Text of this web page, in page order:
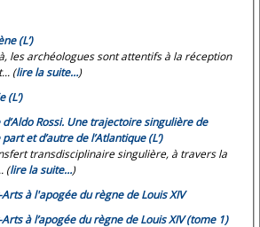
(L’)
les archéologues sont attentifs à la réception
(lire la suite…)
(L’)
Rossi. Une trajectoire singulière de
transferts culturels de part et d’autre de l’Atlantique (L’)
transdisciplinaire singulière, à travers la
(lire la suite…)
à l'apogée du règne de Louis XIV
à l’apogée du règne de Louis XIV (tome 1)